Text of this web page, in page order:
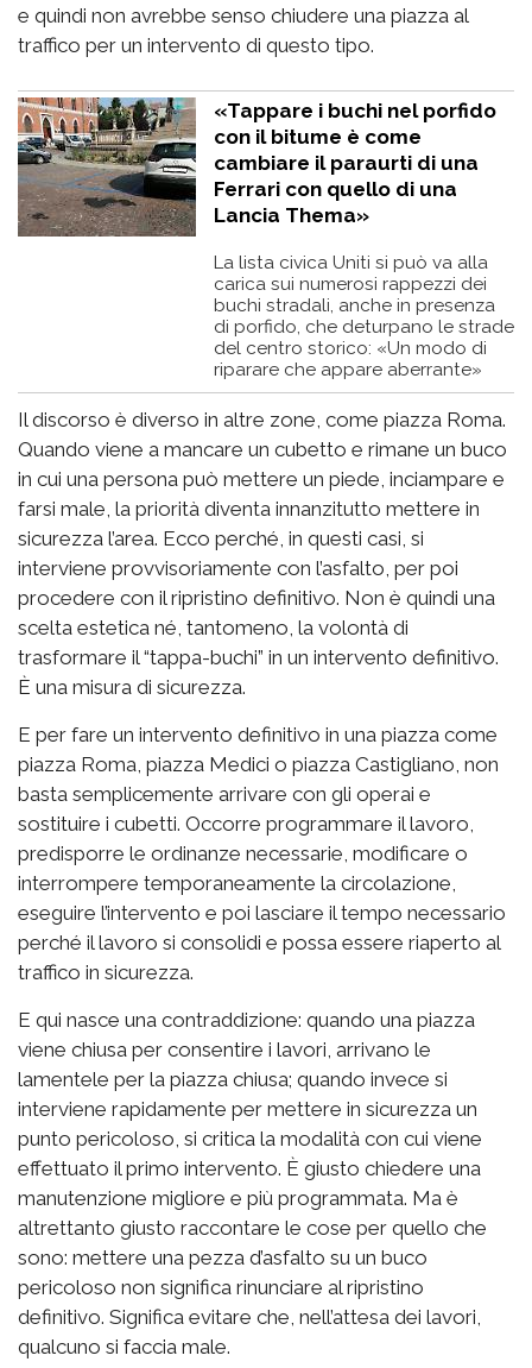
e quindi non avrebbe senso chiudere una piazza al
traffico per un intervento di questo tipo.
«Tappare i buchi nel porfido
con il bitume è come
cambiare il paraurti di una
Ferrari con quello di una
Lancia Thema»
La lista civica Uniti si può va alla
carica sui numerosi rappezzi dei
buchi stradali, anche in presenza
di porfido, che deturpano le strade
del centro storico: «Un modo di
riparare che appare aberrante»
Il discorso è diverso in altre zone, come piazza Roma.
Quando viene a mancare un cubetto e rimane un buco
in cui una persona può mettere un piede, inciampare e
farsi male, la priorità diventa innanzitutto mettere in
sicurezza l’area. Ecco perché, in questi casi, si
interviene provvisoriamente con l’asfalto, per poi
procedere con il ripristino definitivo. Non è quindi una
scelta estetica né, tantomeno, la volontà di
trasformare il “tappa-buchi” in un intervento definitivo.
È una misura di sicurezza.
E per fare un intervento definitivo in una piazza come
piazza Roma, piazza Medici o piazza Castigliano, non
basta semplicemente arrivare con gli operai e
sostituire i cubetti. Occorre programmare il lavoro,
predisporre le ordinanze necessarie, modificare o
interrompere temporaneamente la circolazione,
eseguire l’intervento e poi lasciare il tempo necessario
perché il lavoro si consolidi e possa essere riaperto al
traffico in sicurezza.
E qui nasce una contraddizione: quando una piazza
viene chiusa per consentire i lavori, arrivano le
lamentele per la piazza chiusa; quando invece si
interviene rapidamente per mettere in sicurezza un
punto pericoloso, si critica la modalità con cui viene
effettuato il primo intervento. È giusto chiedere una
manutenzione migliore e più programmata. Ma è
altrettanto giusto raccontare le cose per quello che
sono: mettere una pezza d’asfalto su un buco
pericoloso non significa rinunciare al ripristino
definitivo. Significa evitare che, nell’attesa dei lavori,
qualcuno si faccia male.